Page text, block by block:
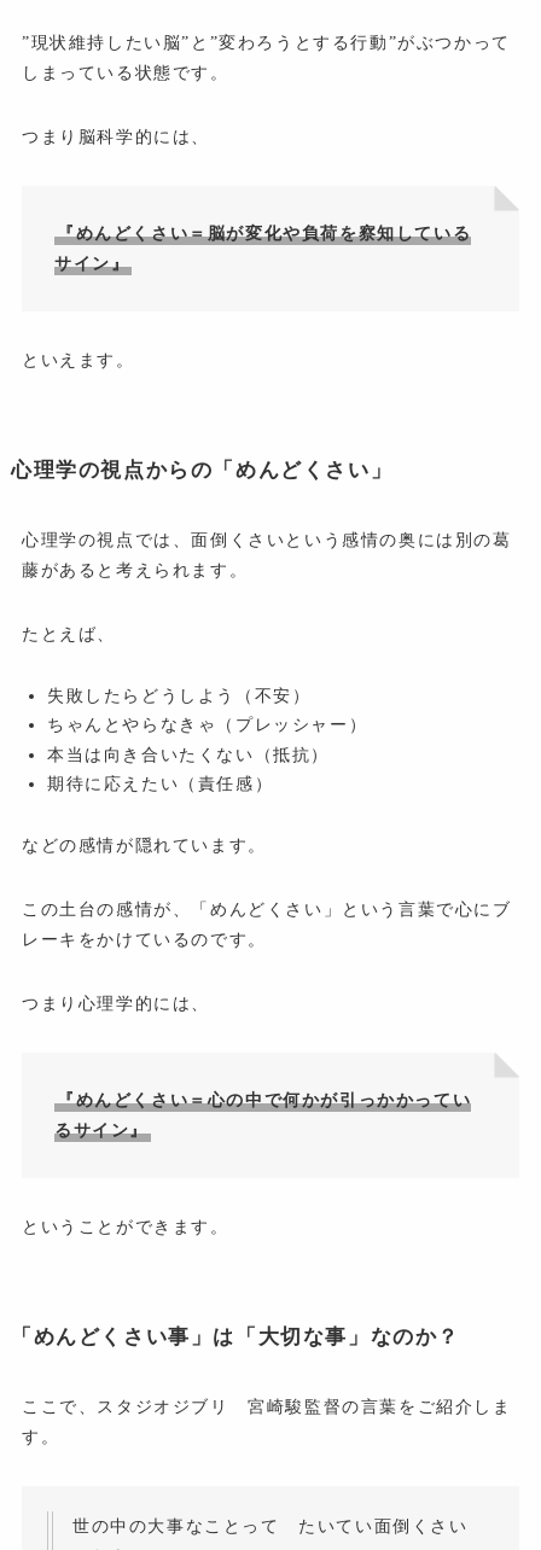
”現状維持したい脳”と”変わろうとする行動”がぶつかって
しまっている状態です。
つまり脳科学的には、
『めんどくさい＝脳が変化や負荷を察知している
サイン』
といえます。
心理学の視点からの「めんどくさい」
心理学の視点では、面倒くさいという感情の奥には別の葛
藤があると考えられます。
たとえば、
失敗したらどうしよう（不安）
ちゃんとやらなきゃ（プレッシャー）
本当は向き合いたくない（抵抗）
期待に応えたい（責任感）
などの感情が隠れています。
この土台の感情が、「めんどくさい」という言葉で心にブ
レーキをかけているのです。
つまり心理学的には、
『めんどくさい＝心の中で何かが引っかかってい
るサイン』
ということができます。
「めんどくさい事」は「大切な事」なのか？
ここで、スタジオジブリ 宮崎駿監督の言葉をご紹介しま
す。
世の中の大事なことって たいてい面倒くさい